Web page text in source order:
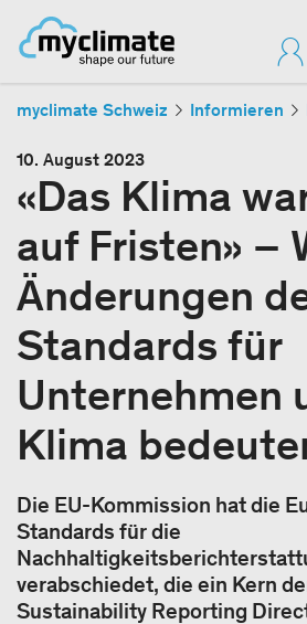
myclimate Schweiz Informieren
10. August 2023
«Das Klima
auf Fristen» –
Änderungen
Standards für
Unternehmen
Klima
Die EU-Kommission hat die
Standards für die
verabschiedet, die ein Kern
Sustainability Reporting